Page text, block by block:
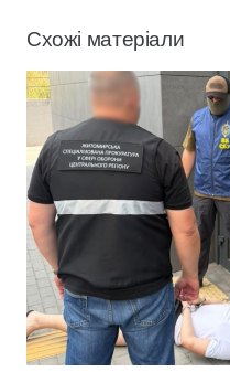
Схожі матеріали